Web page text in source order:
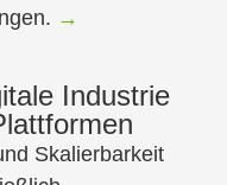
→
Industrie
Skalierbarkeit